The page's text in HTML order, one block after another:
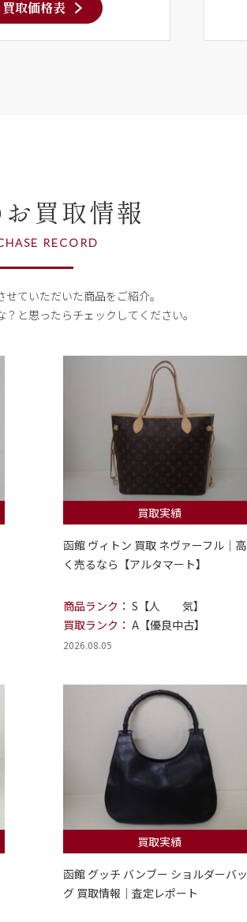
買取価格表
買取情報
RECORD
ていただいた商品をご紹介。
？ と思ったらチェックしてください。
買取実績
函館 ヴィトン 買取 ネヴァーフル｜高
く売るなら【アルタマート】
商品ランク： S【人 気】
買取ランク： A【優良中古】
2026.08.05
買取実績
函館 グッチ バンブー ショルダーバッ
グ 買取情報｜査定レポート